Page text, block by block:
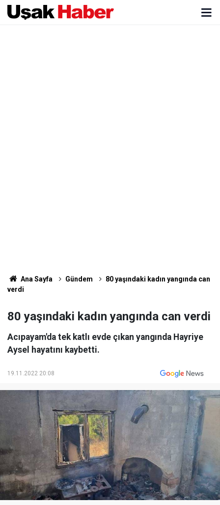
Ana Sayfa Gündem
80 yaşındaki kadın yangında can
verdi
80 yaşındaki kadın yangında can verdi
Acıpayam'da tek katlı evde çıkan yangında Hayriye
Aysel hayatını kaybetti.
19.11.2022 20:08